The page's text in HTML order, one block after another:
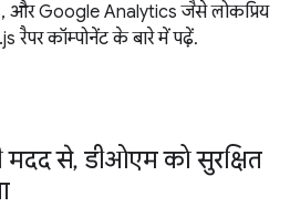
और Google Analytics जैसे लोकप्रिय
रैपर कॉम्पोनेंट के बारे में पढ़ें.
से, डीओएम को सुरक्षित